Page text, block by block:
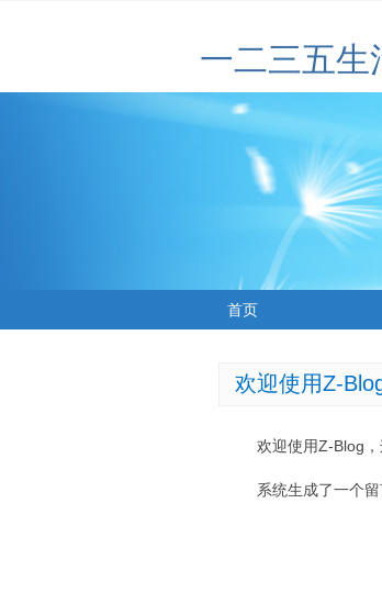
一二三五生
首页
欢迎使用Z-
欢迎使用Z-Blog
系统生成了一个